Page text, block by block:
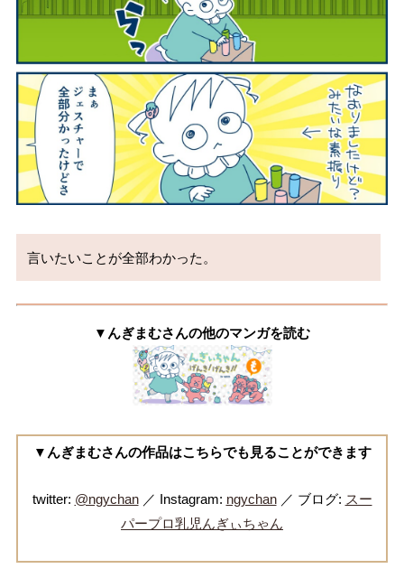
言いたいことが全部わかった。
▼んぎまむさんの他のマンガを読む
▼んぎまむさんの作品はこちらでも見ることができます
twitter: @ngychan／ Instagram: ngychan／ ブログ: スー
パープロ乳児んぎぃちゃん